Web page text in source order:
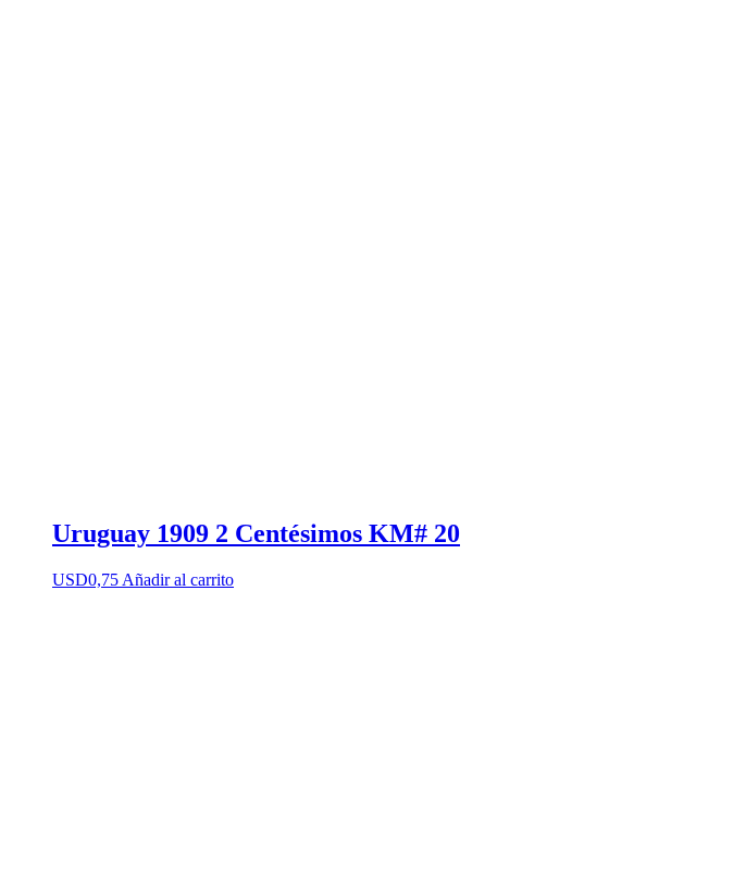
Uruguay 1909 2 Centésimos KM# 20
USD0,75 Añadir al carrito